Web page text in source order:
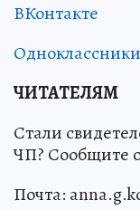
ВКонтакте
Одноклассники
ЧИТАТЕЛЯМ
Стали
ЧП? Сообщите
Почта: